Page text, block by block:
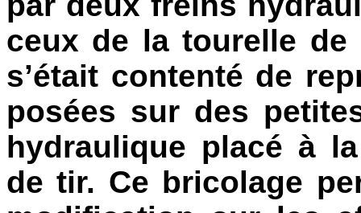
ceux de la tourelle de
s’était contenté de
posées sur des
hydraulique placé à
de tir. Ce bricolage